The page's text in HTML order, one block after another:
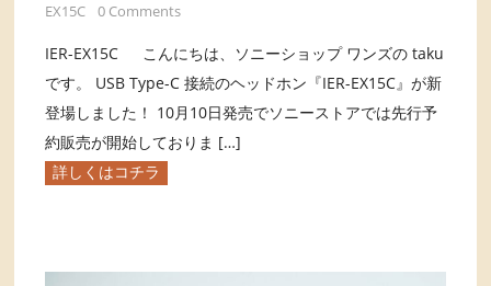
EX15C
0 Comments
IER-EX15C こんにちは、ソニーショップ ワンズの taku
です。 USB Type-C 接続のヘッドホン『IER-EX15C』が新
登場しました！ 10月10日発売でソニーストアでは先行予
約販売が開始しておりま […]
詳しくはコチラ